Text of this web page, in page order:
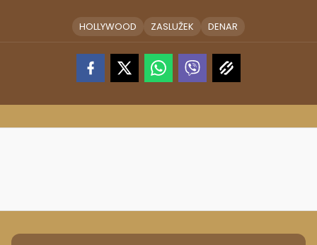
HOLLYWOOD ZASLUŽEK DENAR